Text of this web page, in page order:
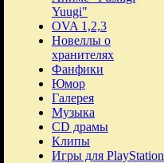
Yuugi"
OVA 1,2,3
Новеллы о
хранителях
Фанфики
Юмор
Галерея
Музыка
CD драмы
Клипы
Игры для PlayStation